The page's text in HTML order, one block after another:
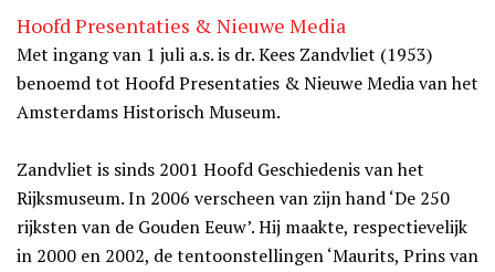
Hoofd Presentaties & Nieuwe Media
Met ingang van 1 juli a.s. is dr. Kees Zandvliet (1953)
benoemd tot Hoofd Presentaties & Nieuwe Media van het
Amsterdams Historisch Museum.
Zandvliet is sinds 2001 Hoofd Geschiedenis van het
Rijksmuseum. In 2006 verscheen van zijn hand ‘De 250
rijksten van de Gouden Eeuw’. Hij maakte, respectievelijk
in 2000 en 2002, de tentoonstellingen ‘Maurits, Prins van